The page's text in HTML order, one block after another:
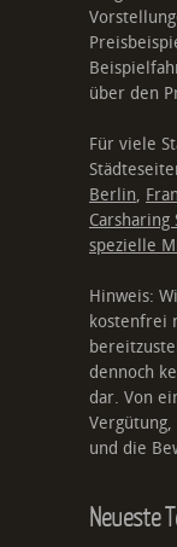
über den
Für viele
Berlin,
spezielle
Hinweis:
kostenfrei
dennoch
dar. Von
Vergütung,
und die
Neueste